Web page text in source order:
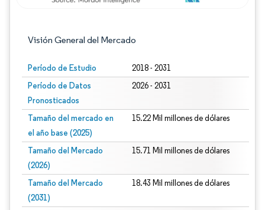
Visión General del Mercado
Período de Estudio 2018 - 2031
Período de Datos
Pronosticados
2026 - 2031
Tamaño del mercado en
el año base (2025)
15.22 Mil millones de dólares
Tamaño del Mercado
(2026)
15.71 Mil millones de dólares
Tamaño del Mercado
(2031)
18.43 Mil millones de dólares